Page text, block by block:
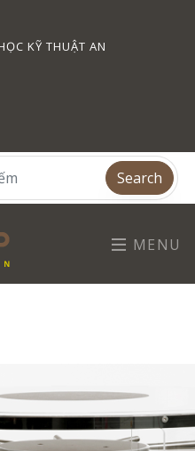
KỸ THUẬT AN
Search
MENU